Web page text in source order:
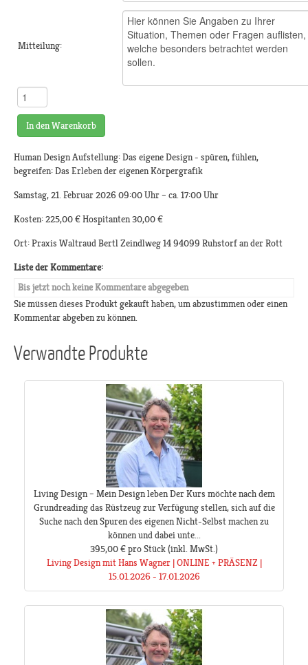
Mitteilung:
In den Warenkorb
Human Design Aufstellung: Das eigene Design - spüren, fühlen,
begreifen: Das Erleben der eigenen Körpergrafik
Samstag, 21. Februar 2026 09:00 Uhr – ca. 17:00 Uhr
Kosten: 225,00 € Hospitanten 30,00 €
Ort: Praxis Waltraud Bertl Zeindlweg 14 94099 Ruhstorf an der Rott
Liste der Kommentare:
Bis jetzt noch keine Kommentare abgegeben
Sie müssen dieses Produkt gekauft haben, um abzustimmen oder einen
Kommentar abgeben zu können.
Verwandte Produkte
Living Design – Mein Design leben Der Kurs möchte nach dem
Grundreading das Rüstzeug zur Verfügung stellen, sich auf die
Suche nach den Spuren des eigenen Nicht-Selbst machen zu
können und dabei unte...
395,00 €pro Stück(inkl. MwSt.)
Living Design mit Hans Wagner | ONLINE + PRÄSENZ |
15.01.2026 - 17.01.2026